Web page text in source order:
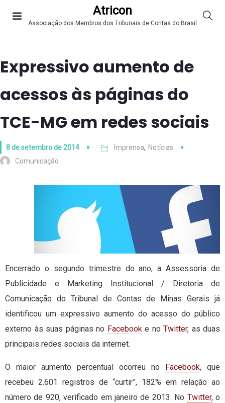
Atricon
Associação dos Membros dos Tribunais de Contas do Brasil
Expressivo aumento de
acessos às páginas do
TCE-MG em redes sociais
8 de setembro de 2014 Imprensa, Notícias
Comunicação
Encerrado o segundo trimestre do ano, a Assessoria de
Publicidade e Marketing Institucional / Diretoria de
Comunicação do Tribunal de Contas de Minas Gerais já
identificou um expressivo aumento do acesso do público
externo às suas páginas no Facebooke no Twitter, as duas
principais redes sociais da internet.
O maior aumento percentual ocorreu no Facebook, que
recebeu 2.601 registros de “curtir”, 182% em relação ao
número de 920, verificado em janeiro de 2013. No Twitter,o